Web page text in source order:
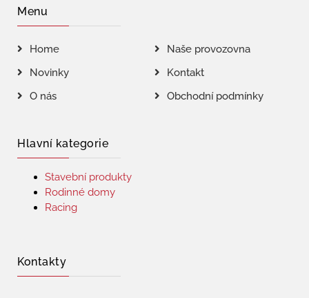
Menu
Home
Naše provozovna
Novinky
Kontakt
O nás
Obchodní podmínky
Hlavní kategorie
Stavební produkty
Rodinné domy
Racing
Kontakty